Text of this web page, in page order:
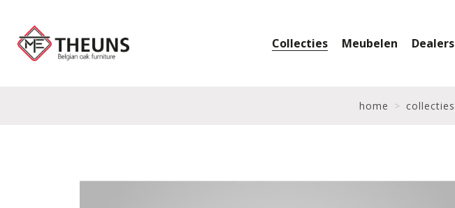
Collecties Meubelen Dealers
home collecties